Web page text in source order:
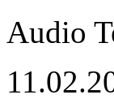
Audio